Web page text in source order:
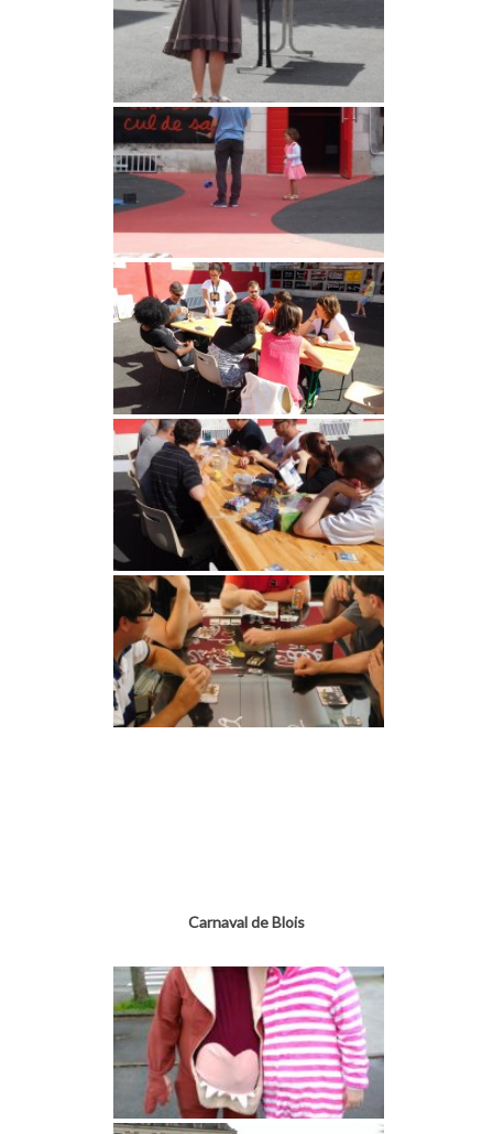
Carnaval de Blois